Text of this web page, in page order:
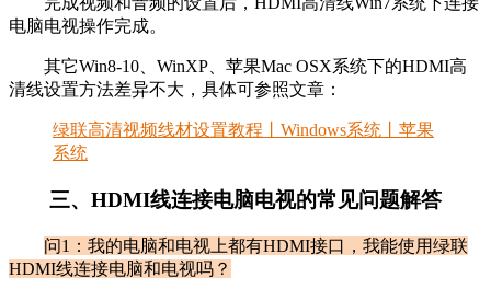
电脑电视操作完成。
其它Win8-10、WinXP、苹果Mac OSX系统下的HDMI高
清线设置方法差异不大，具体可参照文章：
绿联高清视频线材设置教程丨Windows系统丨苹果
系统
三、HDMI线连接电脑电视的常见问题解答
问1：我的电脑和电视上都有HDMI接口，我能使用绿联
HDMI线连接电脑和电视吗？